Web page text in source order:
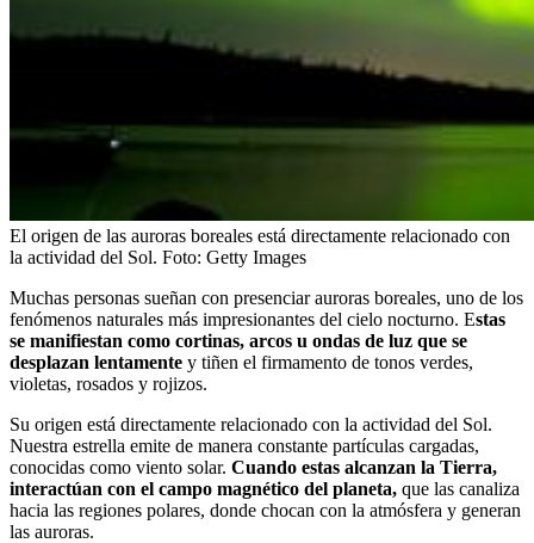
El origen de las auroras boreales está directamente relacionado con
la actividad del Sol. Foto: Getty Images
Muchas personas sueñan con presenciar auroras boreales, uno de los
fenómenos naturales más impresionantes del cielo nocturno. Estas
se manifiestan como cortinas, arcos u ondas de luz que se
desplazan lentamente y tiñen el firmamento de tonos verdes,
violetas, rosados y rojizos.
Su origen está directamente relacionado con la actividad del Sol.
Nuestra estrella emite de manera constante partículas cargadas,
conocidas como viento solar. Cuando estas alcanzan la Tierra,
interactúan con el campo magnético del planeta, que las canaliza
hacia las regiones polares, donde chocan con la atmósfera y generan
las auroras.